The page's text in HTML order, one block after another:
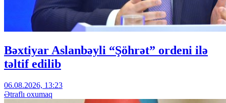
Bəxtiyar Aslanbəyli “Şöhrət” ordeni ilə
təltif edilib
06.08.2026, 13:23
Ətraflı oxumaq